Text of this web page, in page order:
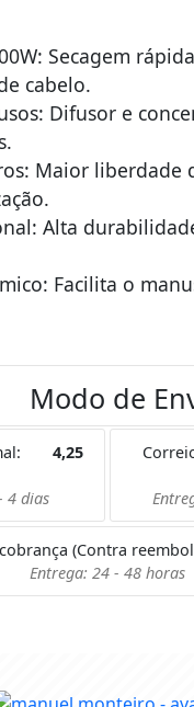
Secagem
cabelo.
Difusor e
Maior liberdade
Alta
Facilita o
Modo de
4,25
4 dias
(Contra
Entrega: 24 - 48 horas